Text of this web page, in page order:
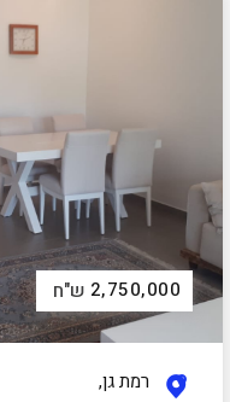
2,750,000 ש"ח
רמת גן,